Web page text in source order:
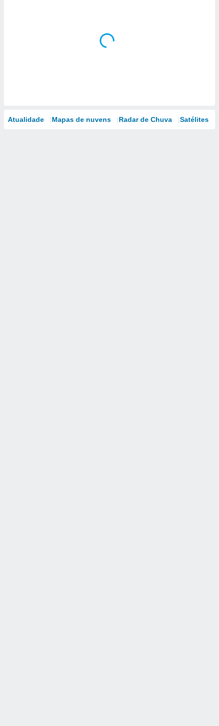
Atualidade Mapas de nuvens Radar de Chuva Satélites